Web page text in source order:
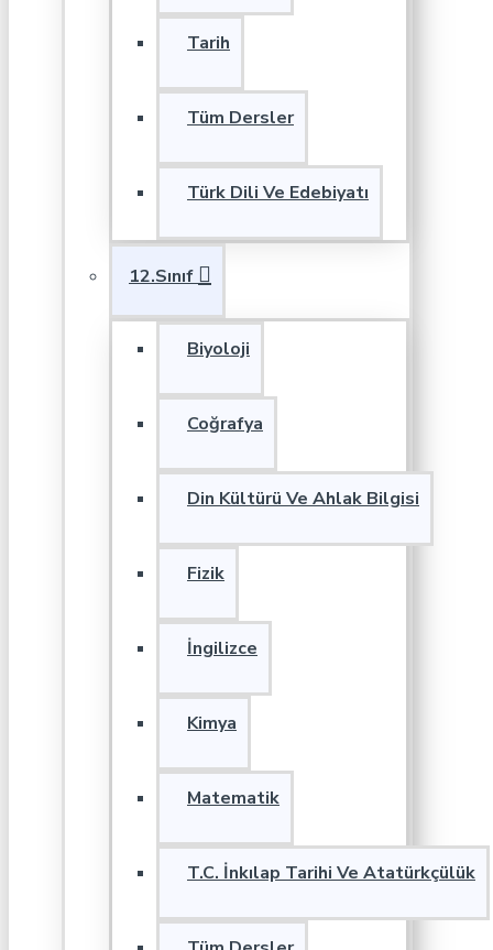
Tarih
Tüm Dersler
Türk Dili Ve Edebiyatı
12.Sınıf
Biyoloji
Coğrafya
Din Kültürü Ve Ahlak Bilgisi
Fizik
İngilizce
Kimya
Matematik
T.C. İnkılap Tarihi Ve Atatürkçülük